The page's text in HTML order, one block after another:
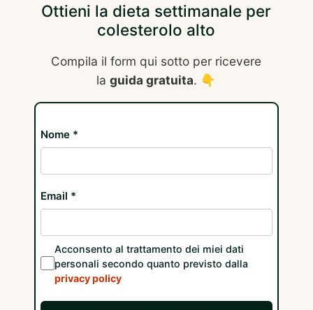
Ottieni la dieta settimanale per
colesterolo alto
Compila il form qui sotto per ricevere
laguida gratuita. 👇
Nome *
Email *
Acconsento al trattamento dei miei dati
personali secondo quanto previsto dalla
privacy policy